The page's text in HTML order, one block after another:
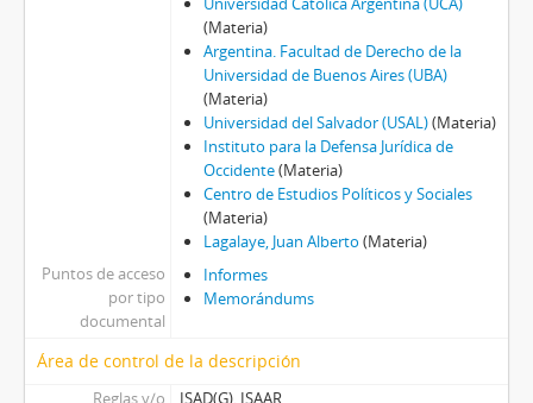
(Materia)
Argentina. Facultad de Derecho de la
Universidad de Buenos Aires (UBA)
(Materia)
Universidad del Salvador (USAL)(Materia)
Instituto para la Defensa Jurídica de
Occidente(Materia)
Centro de Estudios Políticos y Sociales
(Materia)
Lagalaye, Juan Alberto (Materia)
Puntos de acceso
por tipo
documental
Informes
Memorándums
Área de control de la descripción
Reglas y/o
ISAD(G), ISAAR